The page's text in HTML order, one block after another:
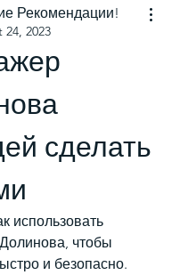
Рекомендации!
2023
сделать
использовать
чтобы
и безопасно.